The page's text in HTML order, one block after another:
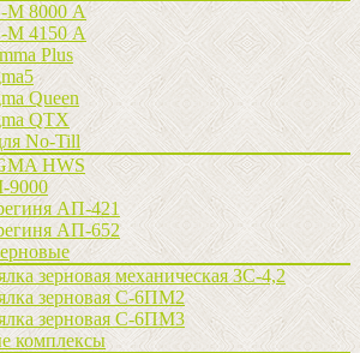
М 8000 А
М 4150 А
Plus
Queen
QTX
No-Till
HWS
9000
АП-421
АП-652
зерновая механическая ЗС-4,2
зерновая C-6ПМ2
зерновая С-6ПМ3
комплексы